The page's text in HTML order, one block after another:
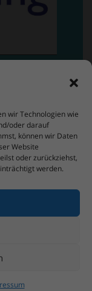
wir Technologien wie
oder darauf
können wir Daten
Website
oder zurückziehst,
werden.